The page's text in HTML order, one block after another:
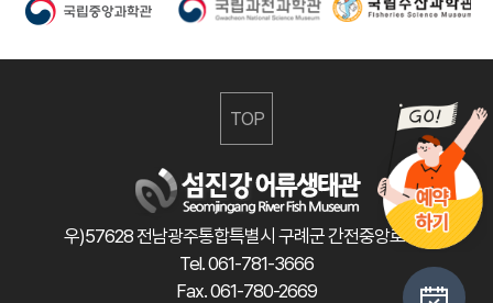
우)57628 전남광주통합특별시 구례군 간전중앙로 47
Tel. 061-781-3666
Fax. 061-780-2669
TOP